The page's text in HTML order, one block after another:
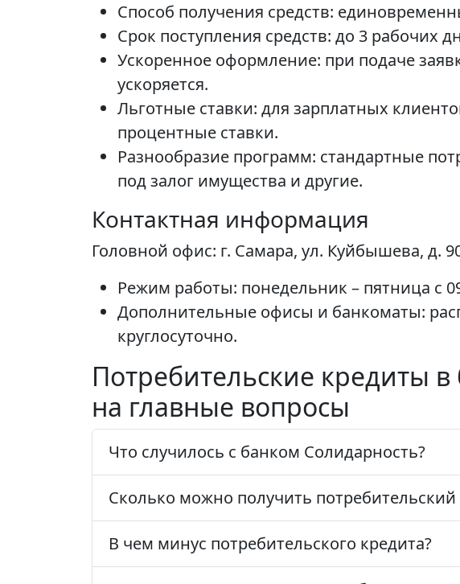
Способ получения средств:
Срок поступления средств: до 3 рабочих
Ускоренное оформление: при подаче
ускоряется.
Льготные ставки: для зарплатных
процентные ставки.
Разнообразие программ: стандартные
под залог имущества и другие.
Контактная информация
Головной офис: г. Самара, ул. Куйбышева, д.
Режим работы: понедельник – пятница с
Дополнительные офисы и банкоматы:
круглосуточно.
Потребительские кредиты
на главные вопросы
Что случилось с банком Солидарность?
Сколько можно получить потребительский
В чем минус потребительского кредита?